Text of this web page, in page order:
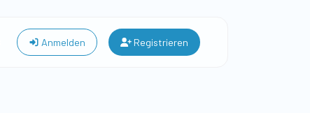
Anmelden Registrieren